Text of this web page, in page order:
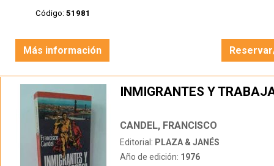
Código: 51981
Más información
INMIGRANTES Y
CANDEL, FRANCISCO
Editorial: PLAZA & JANÉS
Año de edición: 1976